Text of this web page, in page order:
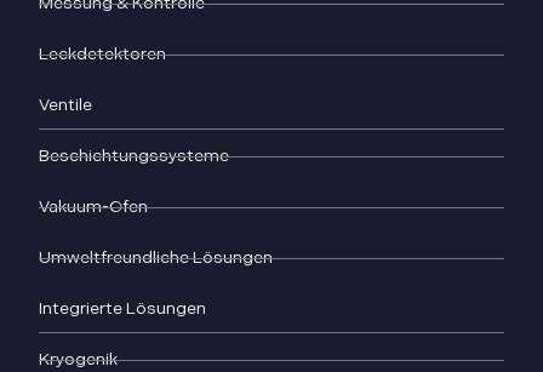
Leckdetektoren
Ventile
Beschichtungssysteme
Vakuum-Ofen
Umweltfreundliche Lösungen
Integrierte Lösungen
Kryogenik